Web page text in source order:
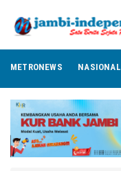
METRONEWS NASIONAL